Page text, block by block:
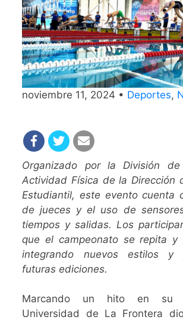
noviembre 11, 2024 • Deportes,
Organizado por la División
Actividad Física de la Dirección
Estudiantil, este evento cuenta
de jueces y el uso de
tiempos y salidas. Los
que el campeonato se repita y
integrando nuevos estilos y
futuras ediciones.
Marcando un hito en su
Universidad de La Frontera